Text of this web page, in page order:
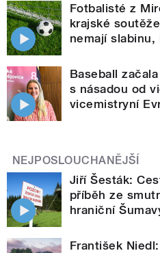
Fotbalisté z
krajské
nemají slabinu,
Baseball
s násadou od
vicemistryní
NEJPOSLOUCHANĚJŠÍ
Jiří Šesták:
příběh ze
hraniční
František